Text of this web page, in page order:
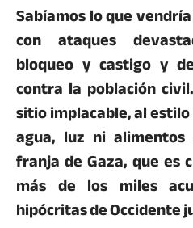
Sabíamos lo que
con ataques
bloqueo y castigo y
contra la población
sitio implacable, al
agua, luz ni
franja de Gaza, que es
más de los miles
hipócritas de Occidente